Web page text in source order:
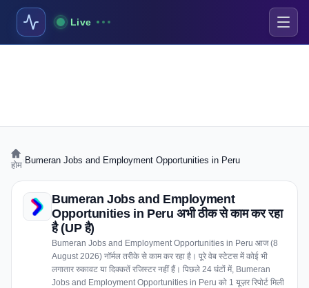
Live
होम Bumeran Jobs and Employment Opportunities in Peru
Bumeran Jobs and Employment
Opportunities in Peru अभी ठीक से काम कर रहा
है (UP है)
Bumeran Jobs and Employment Opportunities in Peru आज (8
August 2026) नॉर्मल तरीके से काम कर रहा है। पूरे वेब स्टेटस में कोई भी
लगातार रुकावट या दिक्कतें रजिस्टर नहीं हैं। पिछले 24 घंटों में, Bumeran
Jobs and Employment Opportunities in Peru को 1 यूज़र रिपोर्ट मिली